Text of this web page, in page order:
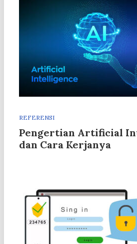
REFERENSI
Pengertian Artificial
dan Cara Kerjanya